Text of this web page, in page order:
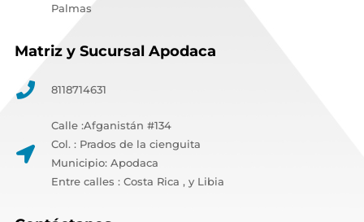
Palmas
Matriz y Sucursal Apodaca
8118714631
Calle :Afganistán #134
Col. : Prados de la cienguita
Municipio: Apodaca
Entre calles : Costa Rica , y Libia